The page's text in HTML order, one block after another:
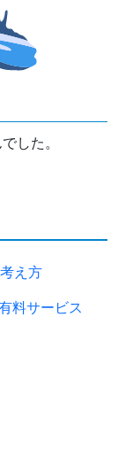
した。
え方
料サービス